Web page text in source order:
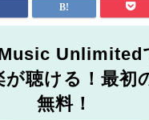
Unlimited
が聴ける！最初
無料！